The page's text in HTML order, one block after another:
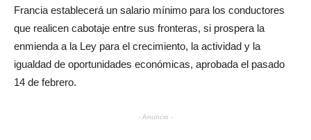
Francia establecerá un salario mínimo para los conductores
que realicen cabotaje entre sus fronteras, si prospera la
enmienda a la Ley para el crecimiento, la actividad y la
igualdad de oportunidades económicas, aprobada el pasado
14 de febrero.
- Anuncio -